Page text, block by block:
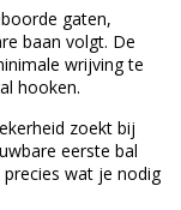
gaten,
baan volgt. De
wrijving te
hooken.
zoekt bij
eerste bal
wat je nodig